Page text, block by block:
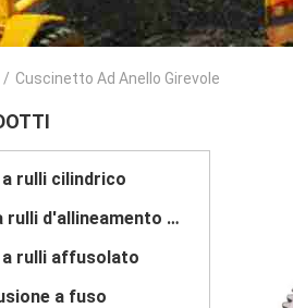
/ Cuscinetto Ad Anello Girevole
rulli cilindrico
cuscinetti a rulli d'allineamento di auto
rulli affusolato
a fuso